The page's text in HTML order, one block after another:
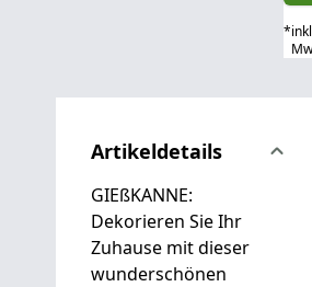
*
Artikeldetails
GIEßKANNE:
Dekorieren Sie Ihr
Zuhause mit dieser
wunderschönen